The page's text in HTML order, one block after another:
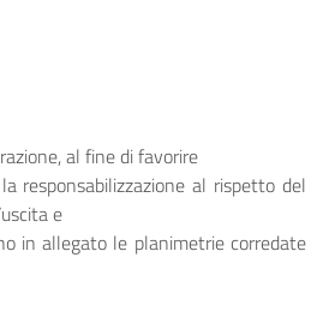
al fine di favorire
responsabilizzazione al rispetto del
e
in allegato le planimetrie corredate